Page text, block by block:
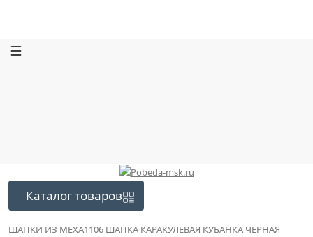
Каталогтоваров
ШАПКИ ИЗ МЕХА1106 ШАПКА КАРАКУЛЕВАЯ КУБАНКА ЧЕРНАЯ